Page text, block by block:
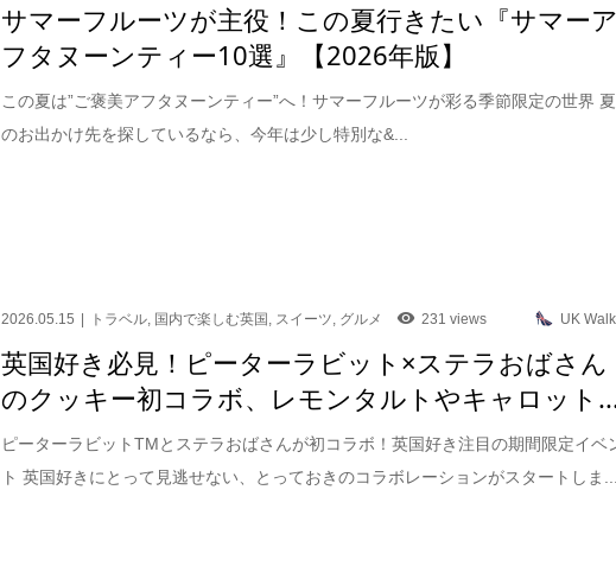
サマーフルーツが主役！この夏行きたい『サマーア
フタヌーンティー10選』【2026年版】
この夏は”ご褒美アフタヌーンティー”へ！サマーフルーツが彩る季節限定の世界 夏
のお出かけ先を探しているなら、今年は少し特別な&...
2026.05.15 トラベル, 国内で楽しむ英国 , スイーツ, グルメ 231 views UK
英国好き必見！ピーターラビット×ステラおばさん
のクッキー初コラボ、レモンタルトやキャロット
ピーターラビットTMとステラおばさんが初コラボ！英国好き注目の期間限定イベ
ト 英国好きにとって見逃せない、とっておきのコラボレーションがスタートしま...